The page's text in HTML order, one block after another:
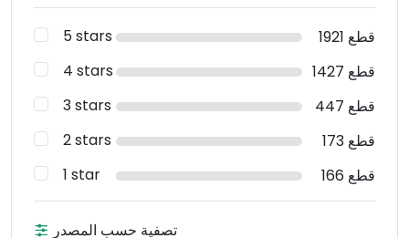
5 stars
1921 قطع
4 stars
1427 قطع
3 stars
447 قطع
2 stars
173 قطع
1 star
166 قطع
تصفية حسب المصدر